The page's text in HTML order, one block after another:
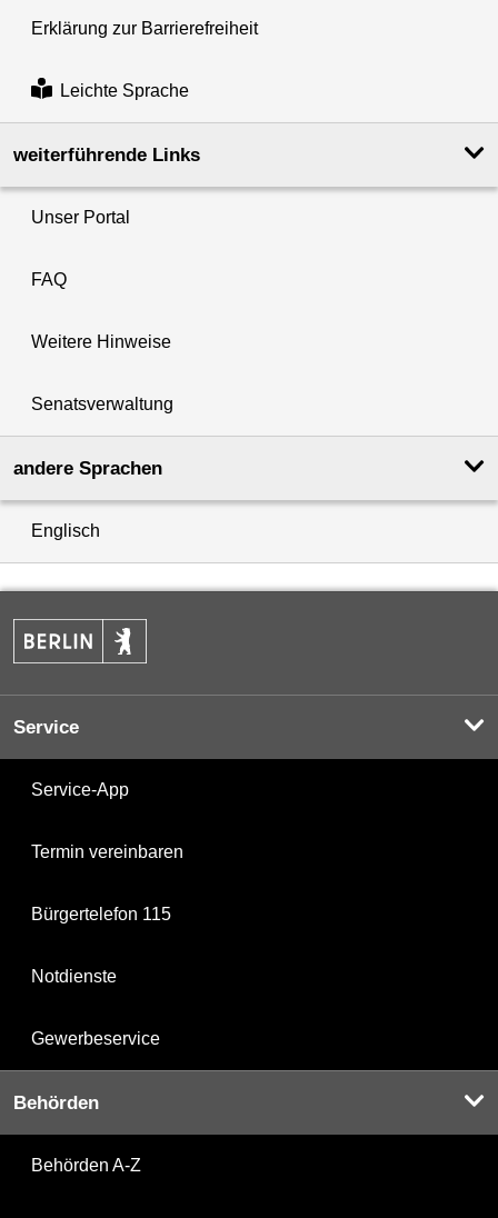
Erklärung zur Barrierefreiheit
Leichte Sprache
weiterführende Links
Unser Portal
FAQ
Weitere Hinweise
Senatsverwaltung
andere Sprachen
Englisch
Service
Service-App
Termin vereinbaren
Bürgertelefon 115
Notdienste
Gewerbeservice
Behörden
Behörden A-Z